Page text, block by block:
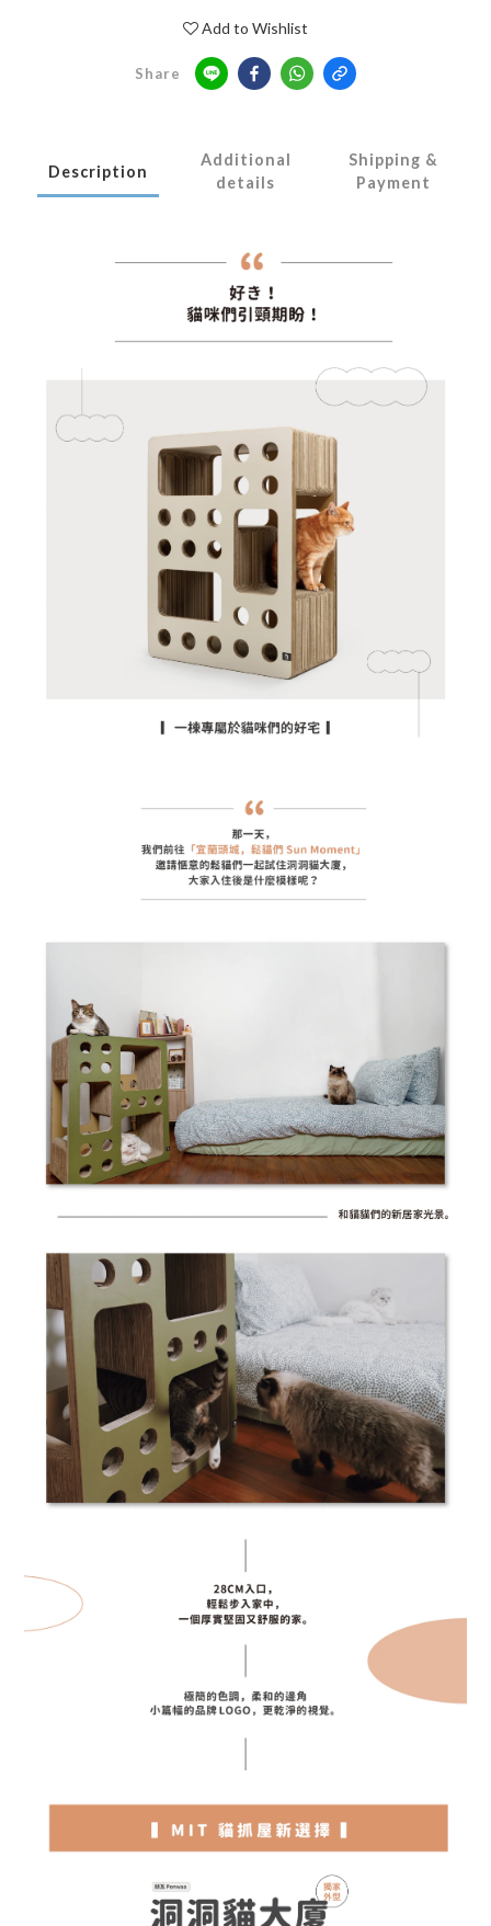
Add to Wishlist
Share
Description
Additional
details
Shipping &
Payment